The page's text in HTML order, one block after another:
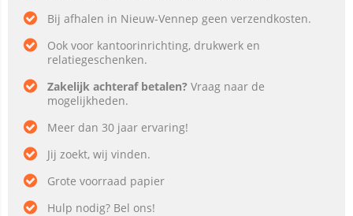
Bij afhalen in Nieuw-Vennep geen verzendkosten.
Ook voor kantoorinrichting, drukwerk en
relatiegeschenken.
Zakelijk achteraf betalen? Vraag naar de
mogelijkheden.
Meer dan 30 jaar ervaring!
Jij zoekt, wij vinden.
Grote voorraad papier
Hulp nodig? Bel ons!